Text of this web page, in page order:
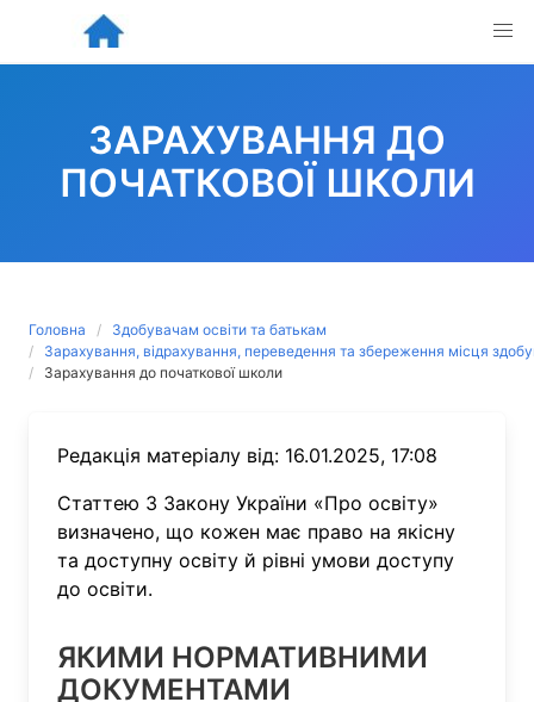
content
ЗАРАХУВАННЯ ДО
ПОЧАТКОВОЇ ШКОЛИ
Головна
Здобувачам освіти та батькам
Зарахування, відрахування, переведення та збереження місця
Зарахування до початкової школи
Редакція матеріалу від: 16.01.2025, 17:08
Статтею 3 Закону України «Про освіту»
визначено, що кожен має право на якісну
та доступну освіту й рівні умови доступу
до освіти.
ЯКИМИ НОРМАТИВНИМИ
ДОКУМЕНТАМИ